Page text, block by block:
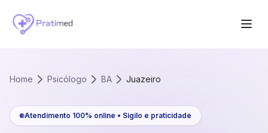
Home Psicólogo BA Juazeiro
Atendimento 100% online • Sigilo e praticidade